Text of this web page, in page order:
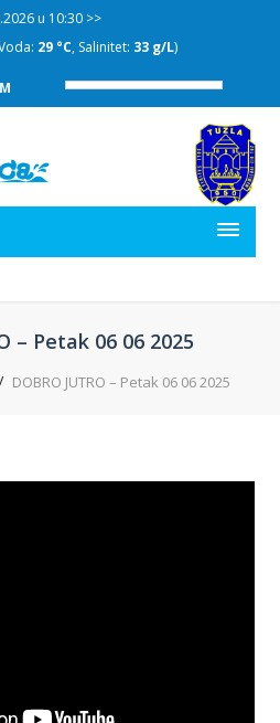
u 10:30 >>
29 °C, Salinitet: 33 g/L)
– Petak 06 06 2025
DOBRO JUTRO – Petak 06 06 2025